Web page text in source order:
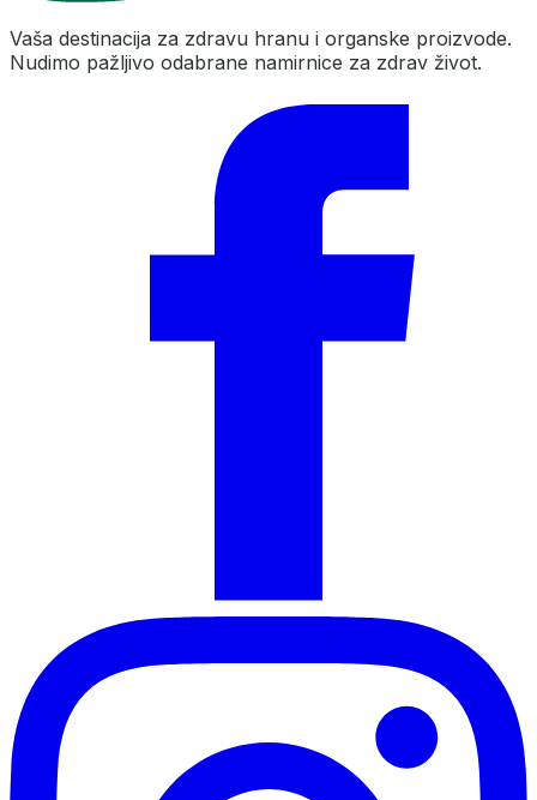
Vaša destinacija za zdravu hranu i organske proizvode.
Nudimo pažljivo odabrane namirnice za zdrav život.